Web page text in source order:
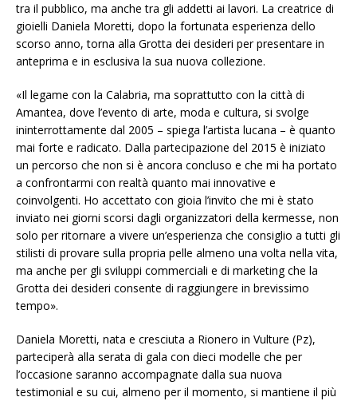
tra il pubblico, ma anche tra gli addetti ai lavori. La creatrice di
gioielli Daniela Moretti, dopo la fortunata esperienza dello
scorso anno, torna alla Grotta dei desideri per presentare in
anteprima e in esclusiva la sua nuova collezione.
«Il legame con la Calabria, ma soprattutto con la città di
Amantea, dove l’evento di arte, moda e cultura, si svolge
ininterrottamente dal 2005 – spiega l’artista lucana – è quanto
mai forte e radicato. Dalla partecipazione del 2015 è iniziato
un percorso che non si è ancora concluso e che mi ha portato
a confrontarmi con realtà quanto mai innovative e
coinvolgenti. Ho accettato con gioia l’invito che mi è stato
inviato nei giorni scorsi dagli organizzatori della kermesse, non
solo per ritornare a vivere un’esperienza che consiglio a tutti gli
stilisti di provare sulla propria pelle almeno una volta nella vita,
ma anche per gli sviluppi commerciali e di marketing che la
Grotta dei desideri consente di raggiungere in brevissimo
tempo».
Daniela Moretti, nata e cresciuta a Rionero in Vulture (Pz),
parteciperà alla serata di gala con dieci modelle che per
l’occasione saranno accompagnate dalla sua nuova
testimonial e su cui, almeno per il momento, si mantiene il più